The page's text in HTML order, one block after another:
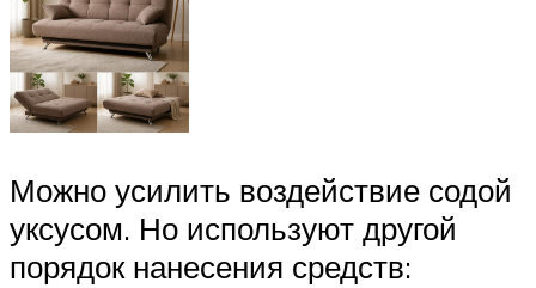
Можно усилить воздействие содой
уксусом. Но используют другой
порядок нанесения средств: